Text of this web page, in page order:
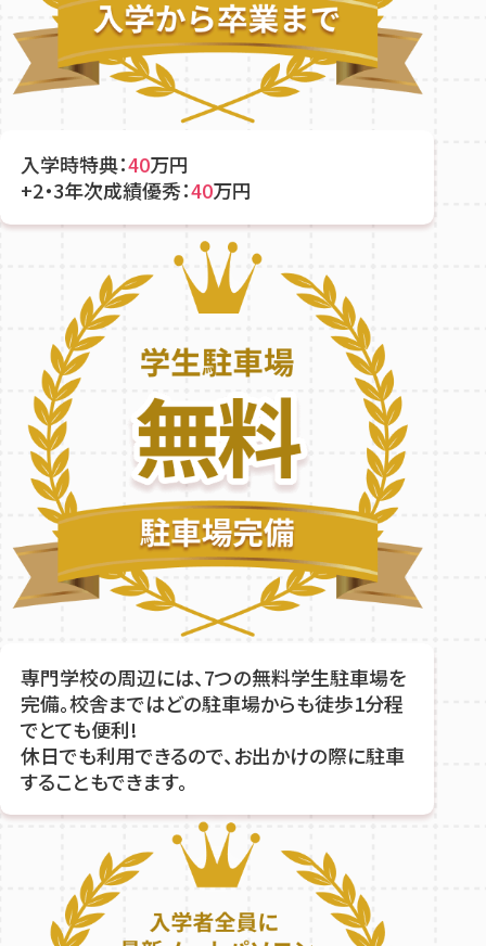
入学時特典：40万円
+2・3年次成績優秀：40万円
専門学校の周辺には、7つの無料学生駐車場を
完備。校舎まではどの駐車場からも徒歩1分程
でとても便利!
休日でも利用できるので、お出かけの際に駐車
することもできます。